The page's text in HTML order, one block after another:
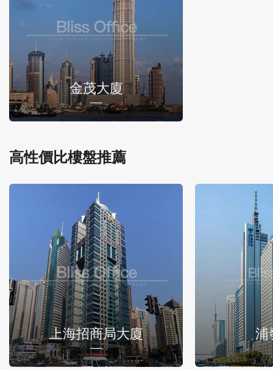
金茂大廈
高性價比樓盤推薦
上海招商局大廈 浦